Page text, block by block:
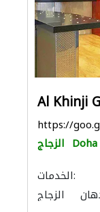
Al Khinji
الزجاج Doha
الخدمات:
الزجاج